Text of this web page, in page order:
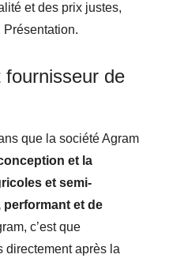
et des prix justes,
Présentation.
de
que la société Agram
et la
et semi-
et de
c’est que
directement après la